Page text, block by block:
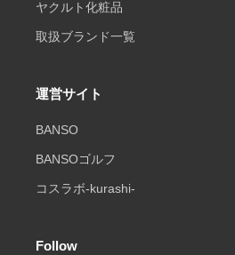
ヤクルト化粧品
取扱ブランド一覧
運営サイト
BANSO
BANSOゴルフ
コスラボ-kurashi-
Follow